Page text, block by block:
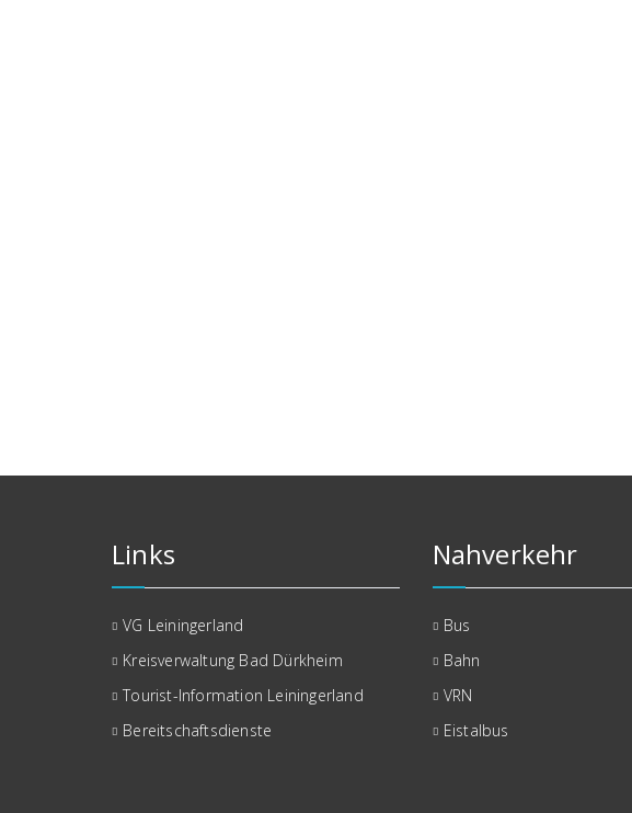
Links
VG Leiningerland
Kreisverwaltung Bad Dürkheim
Tourist-Information Leiningerland
Bereitschaftsdienste
Nahverkehr
Bus
Bahn
VRN
Eistalbus